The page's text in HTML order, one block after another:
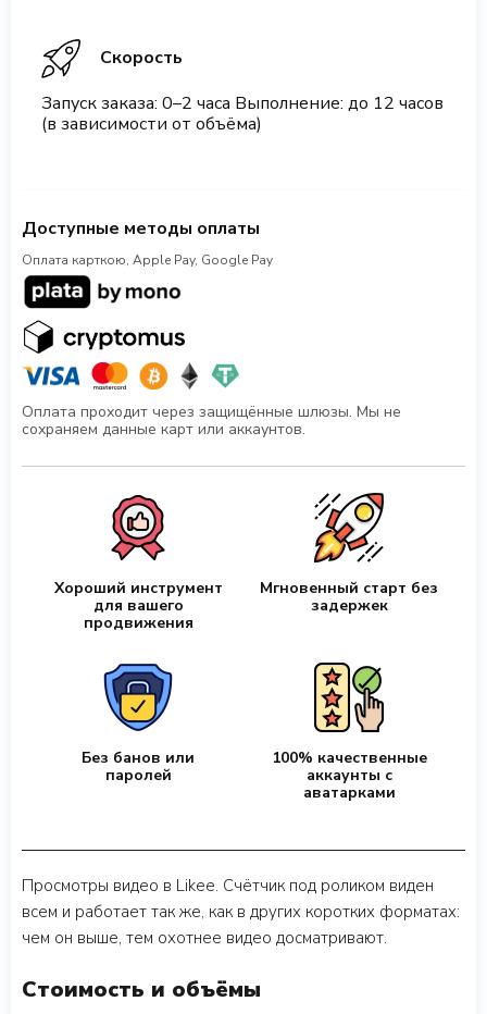
Скорость
Запуск заказа: 0–2 часа Выполнение: до 12 часов
(в зависимости от объёма)
Доступные методы оплаты
Оплата карткою, Apple Pay, Google Pay
Оплата проходит через защищённые шлюзы. Мы не
сохраняем данные карт или аккаунтов.
Хороший инструмент
для вашего
продвижения
Мгновенный старт без
задержек
Без банов или
паролей
100% качественные
аккаунты с
аватарками
Просмотры видео в Likee. Счётчик под роликом виден
всем и работает так же, как в других коротких форматах:
чем он выше, тем охотнее видео досматривают.
Стоимость и объёмы